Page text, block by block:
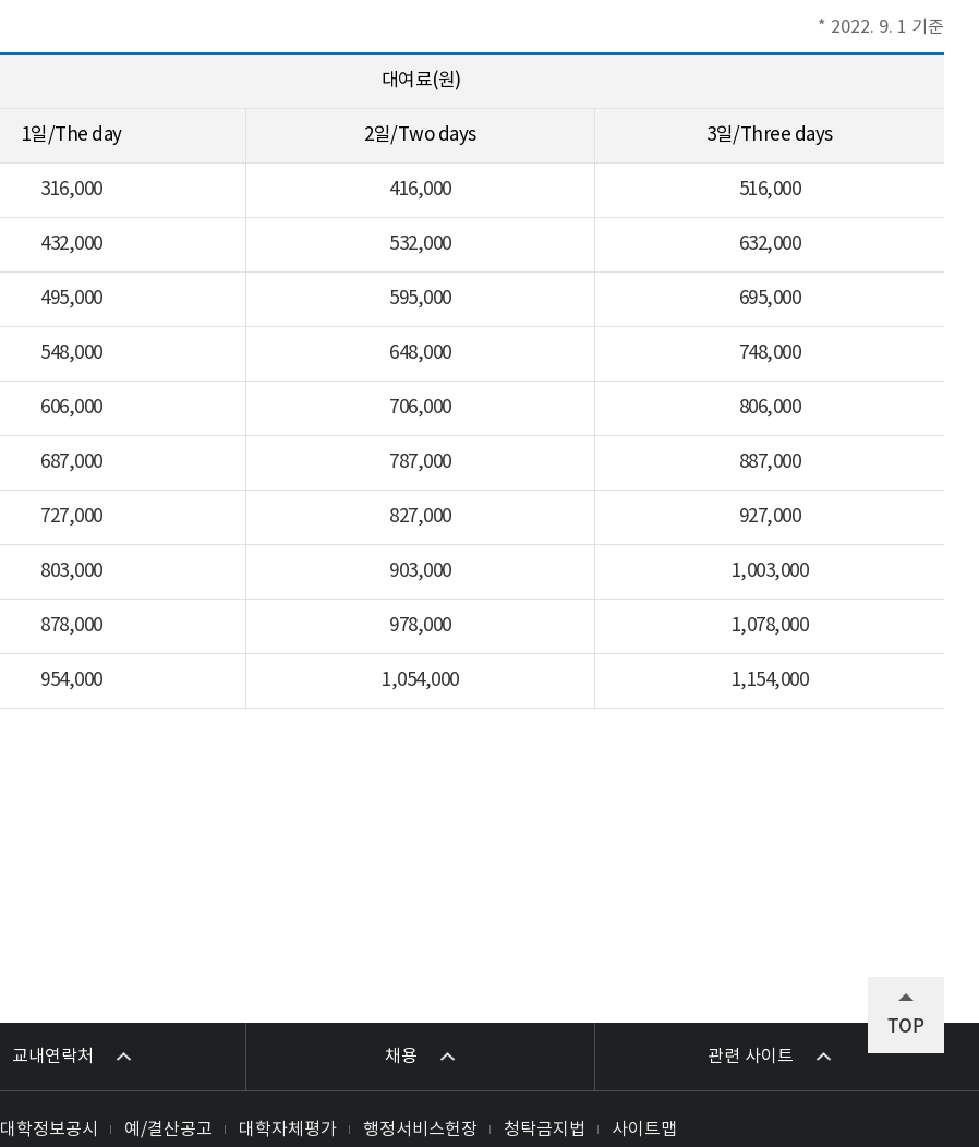
2022. 9. 1 기준
대여료(원)
1일/The day 2일/Two days 3일/Three days
316,000 416,000 516,000
432,000 532,000 632,000
495,000 595,000 695,000
548,000 648,000 748,000
606,000 706,000 806,000
687,000 787,000 887,000
727,000 827,000 927,000
803,000 903,000 1,003,000
878,000 978,000 1,078,000
954,000 1,054,000 1,154,000
교내연락처 채용 관련 사이트
대학정보공시 예/결산공고 대학자체평가 행정서비스헌장 청탁금지법 사이트맵
TOP